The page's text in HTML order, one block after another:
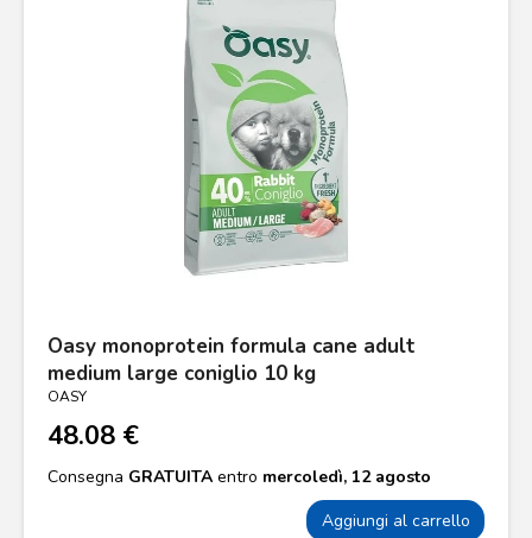
Oasy monoprotein formula cane adult
medium large coniglio 10 kg
OASY
48.08 €
Consegna GRATUITA entro mercoledì, 12 agosto
Aggiungi al carrello